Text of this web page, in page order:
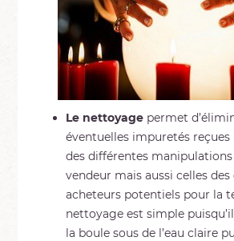
Le nettoyagepermet
éventuelles impuretés
des différentes
vendeur mais aussi celles
acheteurs potentiels pour la
nettoyage est simple
la boule sous de l’eau claire